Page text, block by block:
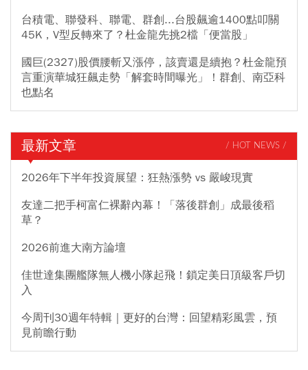
台積電、聯發科、聯電、群創...台股飆逾1400點叩關
45K，V型反轉來了？杜金龍先挑2檔「便當股」
國巨(2327)股價腰斬又漲停，該賣還是續抱？杜金龍預
言重演華城狂飆走勢「解套時間曝光」！群創、南亞科
也點名
最新文章 / HOT NEWS /
2026年下半年投資展望：狂熱漲勢 vs 嚴峻現實
友達二把手柯富仁裸辭內幕！「落後群創」成最後稻
草？
2026前進大南方論壇
佳世達集團艦隊無人機小隊起飛！鎖定美日頂級客戶切
入
今周刊30週年特輯｜更好的台灣：回望精彩風雲，預
見前瞻行動